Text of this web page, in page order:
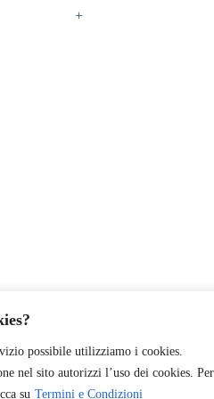
possibile utilizziamo i cookies.
nel sito autorizzi l’uso dei cookies. Per
su Termini e Condizioni
+